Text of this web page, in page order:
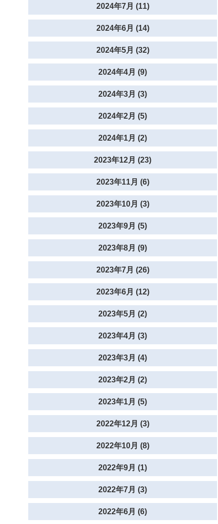
2024年7月 (11)
2024年6月 (14)
2024年5月 (32)
2024年4月 (9)
2024年3月 (3)
2024年2月 (5)
2024年1月 (2)
2023年12月 (23)
2023年11月 (6)
2023年10月 (3)
2023年9月 (5)
2023年8月 (9)
2023年7月 (26)
2023年6月 (12)
2023年5月 (2)
2023年4月 (3)
2023年3月 (4)
2023年2月 (2)
2023年1月 (5)
2022年12月 (3)
2022年10月 (8)
2022年9月 (1)
2022年7月 (3)
2022年6月 (6)